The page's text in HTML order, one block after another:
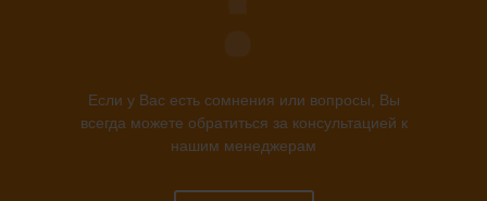
Если у Вас есть сомнения или вопросы, Вы
всегда можете обратиться за консультацией к
нашим менеджерам